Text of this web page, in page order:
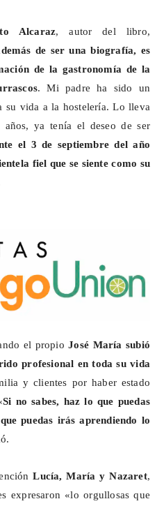
Alcaraz, autor del libro,
de ser una biografía, es
de la gastronomía de la
. Mi padre ha sido un
su vida a la hostelería. Lo lleva
años, ya tenía el deseo de ser
el 3 de septiembre del año
fiel que se siente como su
el propioJosé María subió
profesional en toda su vida
y clientes por haber estado
Si no sabes, haz lo que puedas
puedas irás aprendiendo lo
Lucía, María y Nazaret,
expresaron «lo orgullosas que